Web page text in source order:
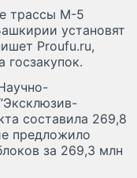
трассы М-5
установят
Proufu.ru,
составила 269,8
предложило
за 269,3 млн